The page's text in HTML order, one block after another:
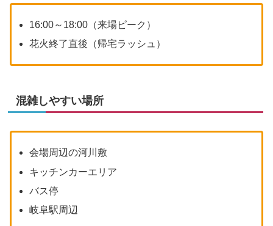
16:00～18:00（来場ピーク）
花火終了直後（帰宅ラッシュ）
混雑しやすい場所
会場周辺の河川敷
キッチンカーエリア
バス停
岐阜駅周辺